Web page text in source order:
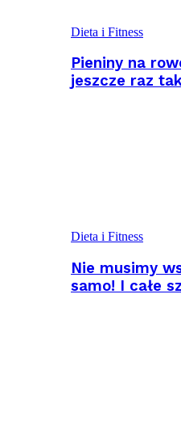
Dieta i Fitness
Pieniny na
jeszcze raz
Dieta i Fitness
Nie musimy
samo! I całe